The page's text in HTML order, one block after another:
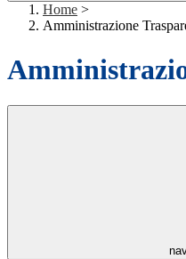
Home >
Amministrazione